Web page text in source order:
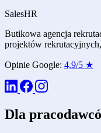
SalesHR
Butikowa agencja
projektów
Opinie Google: 4,9/5 ★
Dla